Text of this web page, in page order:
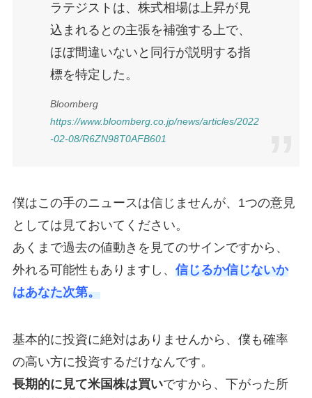
ラテジストは、株式相場は上昇が見
込まれるとの主張を補強する上で、
ほぼ間違いないと同行が説明する指
標を特定した。
Bloomberg
https://www.bloomberg.co.jp/news/articles/2022
-02-08/R6ZN98T0AFB601
僕はこの手のニュースは信じませんが、1つの意見
としては見ておいてください。
あくまで過去の値動きを見てのサインですから、
外れる可能性もありますし、 信じるか信じないか
はあなた次第。
基本的に投資に絶対はありませんから、僕も確率
の高い方に投資するだけなんです。
長期的に見て米国株は買いですから、下がった所